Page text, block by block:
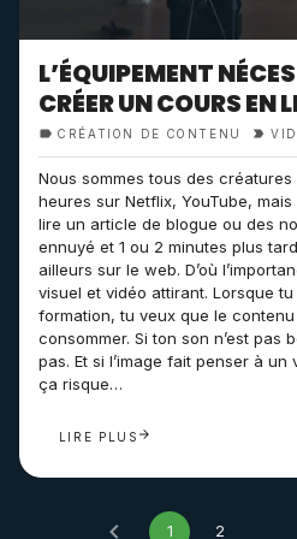
L’ÉQUIPEMENT
CRÉER UN COURS EN
CRÉATION DE CONTENU
Nous sommes tous des
heures sur Netflix, YouTube,
lire un article de blogue ou des
ennuyé et 1 ou 2 minutes plus
ailleurs sur le web. D’où
visuel et vidéo attirant. Lorsque
formation, tu veux que le
consommer. Si ton son n’est pas
pas. Et si l’image fait penser à
ça risque…
LIRE PLUS
1 2